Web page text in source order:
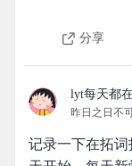
分享
lyt每天都
昨日之日不
记录一下在拓